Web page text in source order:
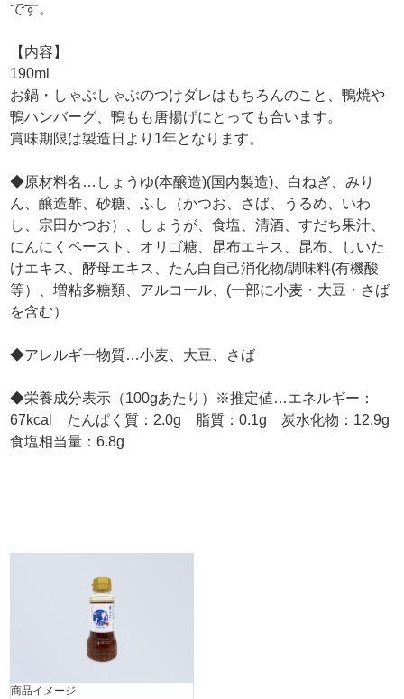
です。
【内容】
190ml
お鍋・しゃぶしゃぶのつけダレはもちろんのこと、鴨焼や
鴨ハンバーグ、鴨もも唐揚げにとっても合います。
賞味期限は製造日より1年となります。
◆原材料名…しょうゆ(本醸造)(国内製造)、白ねぎ、みり
ん、醸造酢、砂糖、ふし（かつお、さば、うるめ、いわ
し、宗田かつお）、しょうが、食塩、清酒、すだち果汁、
にんにくペースト、オリゴ糖、昆布エキス、昆布、しいた
けエキス、酵母エキス、たん白自己消化物/調味料(有機酸
等）、増粘多糖類、アルコール、(一部に小麦・大豆・さば
を含む）
◆アレルギー物質…小麦、大豆、さば
◆栄養成分表示（100gあたり）※推定値…エネルギー：
67kcal たんぱく質：2.0g 脂質：0.1g 炭水化物：12.9g
食塩相当量：6.8g
商品イメージ